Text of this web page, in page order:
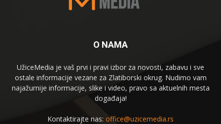
O NAMA
UžiceMedia je vaš prvi i pravi izbor za novosti, zabavu i sve
ostale informacije vezane za Zlatiborski okrug. Nudimo vam
najažurnije informacije, slike i video, pravo sa aktuelnih mesta
događaja!
Kontaktirajte nas: office@uzicemedia.rs